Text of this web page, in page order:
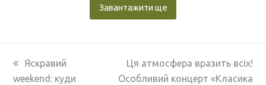
Завантажити ще
previous
post:
Яскравий
weekend: куди
next
post:
Ця атмосфера вразить всіх!
Особливий концерт «Класика